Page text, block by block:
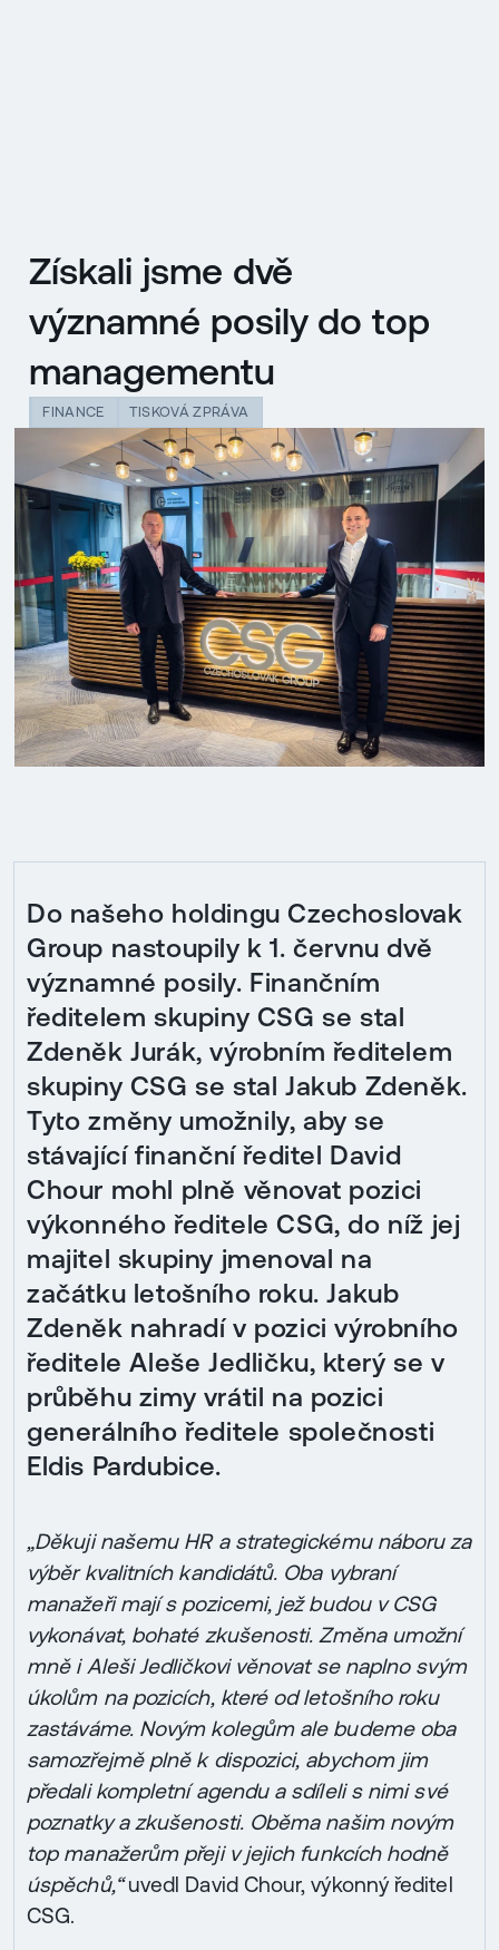
Získali jsme dvě
významné posily do top
managementu
FINANCE TISKOVÁ ZPRÁVA
Do našeho holdingu Czechoslovak
Group nastoupily k 1. červnu dvě
významné posily. Finančním
ředitelem skupiny CSG se stal
Zdeněk Jurák, výrobním ředitelem
skupiny CSG se stal Jakub Zdeněk.
Tyto změny umožnily, aby se
stávající finanční ředitel David
Chour mohl plně věnovat pozici
výkonného ředitele CSG, do níž jej
majitel skupiny jmenoval na
začátku letošního roku. Jakub
Zdeněk nahradí v pozici výrobního
ředitele Aleše Jedličku, který se v
průběhu zimy vrátil na pozici
generálního ředitele společnosti
Eldis Pardubice.
„Děkuji našemu HR a strategickému náboru za
výběr kvalitních kandidátů. Oba vybraní
manažeři mají s pozicemi, jež budou v CSG
vykonávat, bohaté zkušenosti. Změna umožní
mně i Aleši Jedličkovi věnovat se naplno svým
úkolům na pozicích, které od letošního roku
zastáváme. Novým kolegům ale budeme oba
samozřejmě plně k dispozici, abychom jim
předali kompletní agendu a sdíleli s nimi své
poznatky a zkušenosti. Oběma našim novým
top manažerům přeji v jejich funkcích hodně
úspěchů,“uvedl David Chour, výkonný ředitel
CSG.